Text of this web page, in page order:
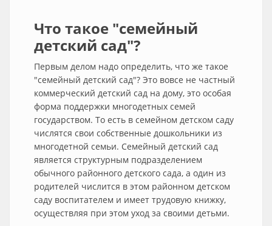
Что такое "семейный
детский сад"?
Первым делом надо определить, что же такое
"семейный детский сад"? Это вовсе не частный
коммерческий детский сад на дому, это особая
форма поддержки многодетных семей
государством. То есть в семейном детском саду
числятся свои собственные дошкольники из
многодетной семьи. Семейный детский сад
является структурным подразделением
обычного районного детского сада, а один из
родителей числится в этом районном детском
саду воспитателем и имеет трудовую книжку,
осуществляя при этом уход за своими детьми.